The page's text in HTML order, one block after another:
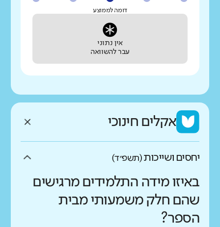
דומה לממוצע
אין נתוני
עבר להשוואה
אקלים חינוכי
יחסים ושייכות(תשפ״ד)
באיזו מידה התלמידים מרגישים
שהם חלק משמעותי מבית
הספר?